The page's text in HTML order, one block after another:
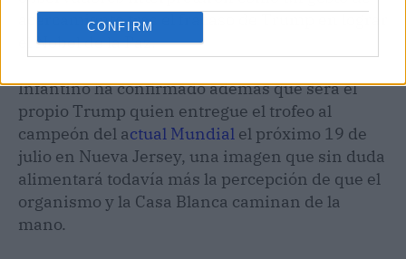
CONFIRM
acercamiento tras el fracaso de Trump en lograr
el Nobel de la Paz.
Infantino ha confirmado además que será el
propio Trump quien entregue el trofeo al
campeón del actual Mundial el próximo 19 de
julio en Nueva Jersey, una imagen que sin duda
alimentará todavía más la percepción de que el
organismo y la Casa Blanca caminan de la
mano.